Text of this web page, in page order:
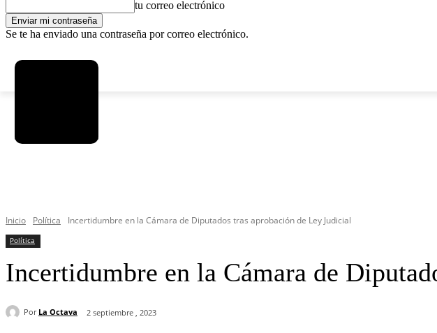
tu correo electrónico
Se te ha enviado una contraseña por correo electrónico.
Inicio Política Incertidumbre en la Cámara de Diputados tras aprobación de Ley Judicial
Política
Incertidumbre en la Cámara de
Por La Octava 2 septiembre , 2023